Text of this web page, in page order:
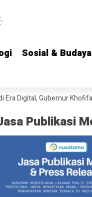
Sosial & Budaya
Sosial & Budaya
Gubernur Khofifah
Publikasi